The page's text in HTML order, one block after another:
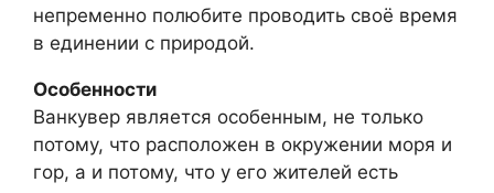
непременно полюбите проводить своё время
в единении с природой.
Особенности
Ванкувер является особенным, не только
потому, что расположен в окружении моря и
гор, а и потому, что у его жителей есть